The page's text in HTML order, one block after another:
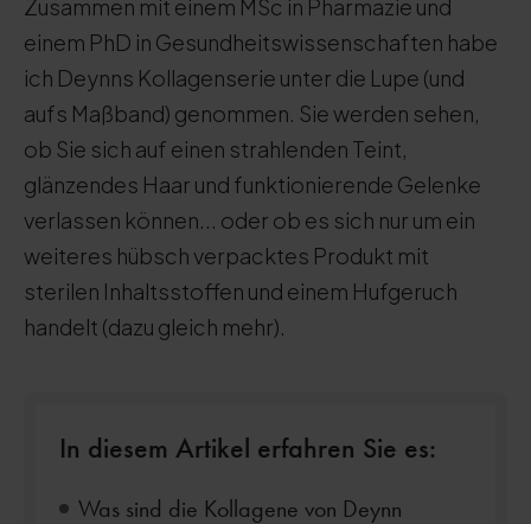
Zusammen mit einem MSc in Pharmazie und
einem PhD in Gesundheitswissenschaften habe
ich Deynns Kollagenserie unter die Lupe (und
aufs Maßband) genommen. Sie werden sehen,
ob Sie sich auf einen strahlenden Teint,
glänzendes Haar und funktionierende Gelenke
verlassen können... oder ob es sich nur um ein
weiteres hübsch verpacktes Produkt mit
sterilen Inhaltsstoffen und einem Hufgeruch
handelt (dazu gleich mehr).
In diesem Artikel erfahren Sie es:
Was sind die Kollagene von Deynn